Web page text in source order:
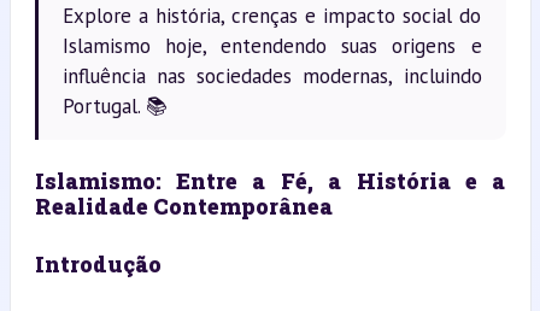
Explore a história, crenças e impacto social do
Islamismo hoje, entendendo suas origens e
influência nas sociedades modernas, incluindo
Portugal. 📚
Islamismo: Entre a Fé, a História e a
Realidade Contemporânea
Introdução